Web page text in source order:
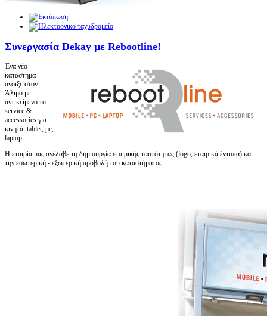
Συνεργασία Dekay με Rebootline!
Ένα νέο
κατάστημα
άνοιξε στον
Άλιμο με
αντικείμενο το
service &
accessories για
κινητά, tablet pc
laptop
Η εταιρία μας ανέλαβε τη δημιουργία εταιρικής ταυτότητας (logo , εταιρικά έντυπα) και
την εσωτερική - εξωτερική προβολή του καταστήματος.